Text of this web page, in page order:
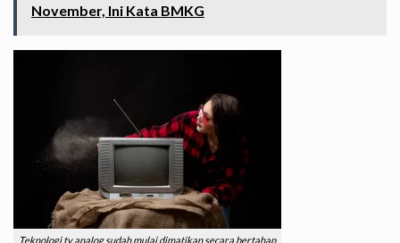
November, Ini Kata BMKG
Teknologi tv analog sudah mulai dimatikan secara bertahap